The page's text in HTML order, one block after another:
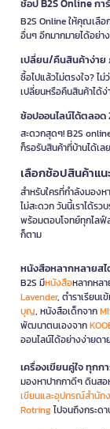
ช้อป B2S Online ก
B2S Online ให้คุณเลือ
อื่นๆ อีกมากมายได้อย่า
เปลี่ยน/คืนสินค้าง่าย
ซื้อไปแล้วไม่ตรงใจ? ไ
เปลี่ยนหรือคืนสินค้าได้
ช้อปออนไลน์ได้ตลอด
สะดวกสุดๆ! B2S
ก็รอรับสินค้าที่บ้านได้เล
เลือกช้อปสินค้าแน
สำหรับใครที่กำลังมอง
ไม่สะดวก วันนี้เราได้ร
พร้อมตอบโจทย์ทุกไลฟ์
ก็ตาม
หนังสือหลากหลายส
B2S มีหนังสือหลากหล
Lavender, ตำราเรียนเ
บุญ, หนังสือเด็กจาก
พัฒนาตนเองจาก
ออนไลน์ได้อย่างง่ายด
เครื่องเขียนคู่ใจ ทุกก
มองหาปากกาดีๆ ดินส
เขียนและอุปกรณ์สำนัก
Rotringไปจนถึงกระด